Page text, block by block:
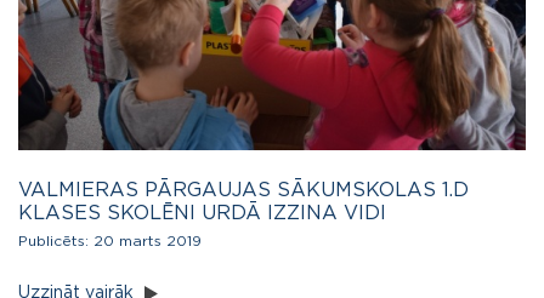
VALMIERAS PĀRGAUJAS SĀKUMSKOLAS 1.D
KLASES SKOLĒNI URDĀ IZZINA VIDI
Publicēts: 20 marts 2019
Uzzināt vairāk